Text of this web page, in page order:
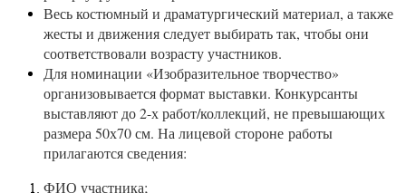
Весь костюмный и драматургический материал, а также
жесты и движения следует выбирать так, чтобы они
соответствовали возрасту участников.
Для номинации «Изобразительное творчество»
организовывается формат выставки. Конкурсанты
выставляют до 2-х работ/коллекций, не превышающих
размера 50х70 см. На лицевой стороне работы
прилагаются сведения:
ФИО участника;